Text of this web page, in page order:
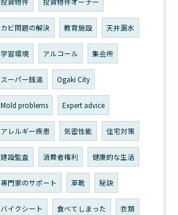
投資物件 投資物件オーナー
カビ問題の解決 教育施設 天井漏水
学習環境 アルコール 集会所
スーパー銭湯 Ogaki City
Mold problems Expert advice
アレルギー疾患 気密性能 住宅対策
建設監査 消費者権利 健康的な生活
専門家のサポート 革靴 秘訣
バイクシート 食べてしまった 衣類